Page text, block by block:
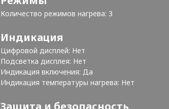
Количество режимов нагрева: 3
Индикация
Цифровой дисплей: Нет
Подсветка дисплея: Нет
Индикация включения: Да
Индикация температуры нагрева: Нет
Защита и безопасность